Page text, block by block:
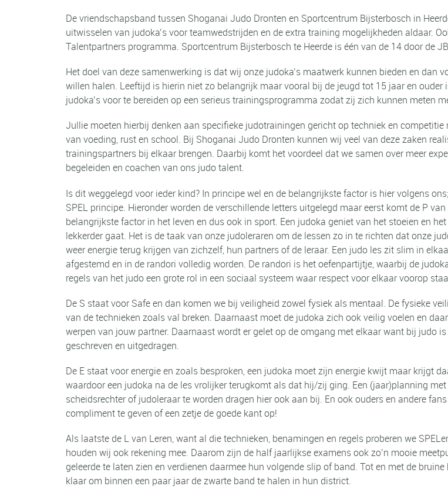
De vriendschapsband tussen Shoganai Judo Dronten en Sportcentrum Bijsterbosch in
uitwisselen van judoka’s voor teamwedstrijden en de extra training mogelijkheden aldaar.
Talentpartners programma. Sportcentrum Bijsterbosch te Heerde is één van de 14 door de
Het doel van deze samenwerking is dat wij onze judoka’s maatwerk kunnen bieden en dan
willen halen. Leeftijd is hierin niet zo belangrijk maar vooral bij de jeugd tot 15 jaar en
judoka’s voor te bereiden op een serieus trainingsprogramma zodat zij zich kunnen meten
Jullie moeten hierbij denken aan specifieke judotrainingen gericht op techniek en
van voeding, rust en school. Bij Shoganai Judo Dronten kunnen wij veel van deze zaken
trainingspartners bij elkaar brengen. Daarbij komt het voordeel dat we samen over meer
begeleiden en coachen van ons judo talent.
Is dit weggelegd voor ieder kind? In principe wel en de belangrijkste factor is hier volgens
SPEL principe. Hieronder worden de verschillende letters uitgelegd maar eerst komt de P
belangrijkste factor in het leven en dus ook in sport. Een judoka geniet van het stoeien en
lekkerder gaat. Het is de taak van onze judoleraren om de lessen zo in te richten dat onze
weer energie terug krijgen van zichzelf, hun partners of de leraar. Een judo les zit slim in
afgestemd en in de randori volledig worden. De randori is het oefenpartijtje, waarbij de
regels van het judo een grote rol in een sociaal systeem waar respect voor elkaar voorop
De S staat voor Safe en dan komen we bij veiligheid zowel fysiek als mentaal. De fysieke
van de technieken zoals val breken. Daarnaast moet de judoka zich ook veilig voelen en
werpen van jouw partner. Daarnaast wordt er gelet op de omgang met elkaar want bij judo
geschreven en uitgedragen.
De E staat voor energie en zoals besproken, een judoka moet zijn energie kwijt maar krijgt
waardoor een judoka na de les vrolijker terugkomt als dat hij/zij ging. Een (jaar)planning
scheidsrechter of judoleraar te worden dragen hier ook aan bij. En ook ouders en andere
compliment te geven of een zetje de goede kant op!
Als laatste de L van Leren, want al die technieken, benamingen en regels proberen we
houden wij ook rekening mee. Daarom zijn de half jaarlijkse examens ook zo’n mooie
geleerde te laten zien en verdienen daarmee hun volgende slip of band. Tot en met de
klaar om binnen een paar jaar de zwarte band te halen in hun district.